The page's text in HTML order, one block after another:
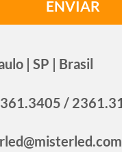
| SP | Brasil
/